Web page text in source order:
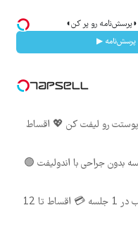
◗پرسش‌نامه رو پر کن◖
▶
رو لیفت کن 💖 اقساط
بدون جراحی با اندولیفت 🟢
اندولیفت صورت و غبغب در 1 جلسه 💳 اقساط تا 12